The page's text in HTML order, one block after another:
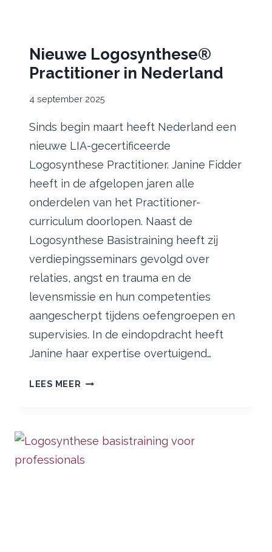
Nieuwe Logosynthese®
Practitioner in Nederland
4 september 2025
Sinds begin maart heeft Nederland een
nieuwe LIA-gecertificeerde
Logosynthese Practitioner. Janine Fidder
heeft in de afgelopen jaren alle
onderdelen van het Practitioner-
curriculum doorlopen. Naast de
Logosynthese Basistraining heeft zij
verdiepingsseminars gevolgd over
relaties, angst en trauma en de
levensmissie en hun competenties
aangescherpt tijdens oefengroepen en
supervisies. In de eindopdracht heeft
Janine haar expertise overtuigend…
LEES MEER NIEUWE
NEDERLAND